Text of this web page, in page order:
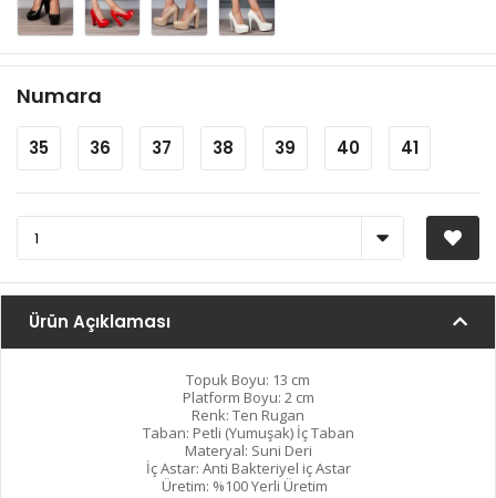
Numara
35 36 37 38 39 40 41
Ürün Açıklaması
Topuk Boyu: 13 cm
Platform Boyu: 2 cm
Renk: Ten Rugan
Taban: Petli (Yumuşak) İç Taban
Materyal: Suni Deri
İç Astar: Anti Bakteriyel iç Astar
Üretim: %100 Yerli Üretim